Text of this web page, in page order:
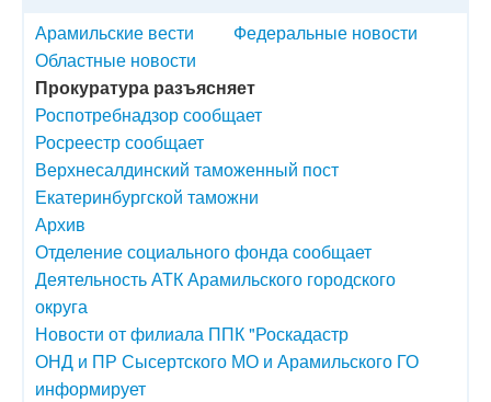
Арамильские вести
Федеральные новости
Областные новости
Прокуратура разъясняет
Роспотребнадзор сообщает
Росреестр сообщает
Верхнесалдинский таможенный пост
Екатеринбургской таможни
Архив
Отделение социального фонда сообщает
Деятельность АТК Арамильского городского
округа
Новости от филиала ППК "Роскадастр
ОНД и ПР Сысертского МО и Арамильского ГО
информирует